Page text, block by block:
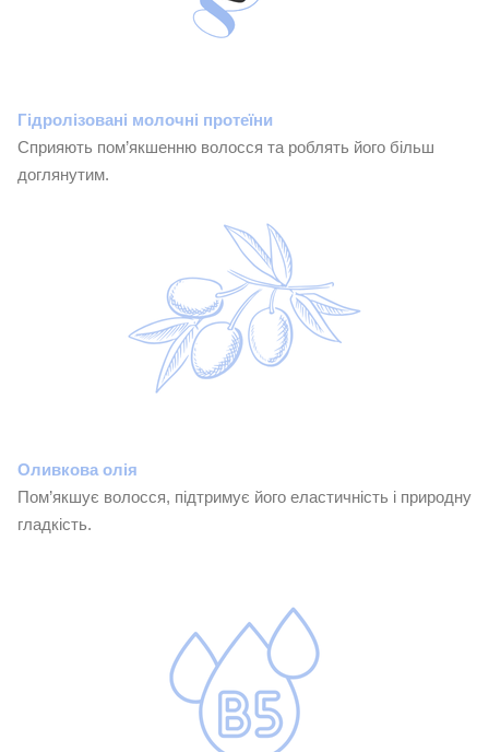
Гідролізовані молочні протеїни
Сприяють пом’якшенню волосся та роблять його більш
доглянутим.
Оливкова олія
Пом’якшує волосся, підтримує його еластичність і природну
гладкість.